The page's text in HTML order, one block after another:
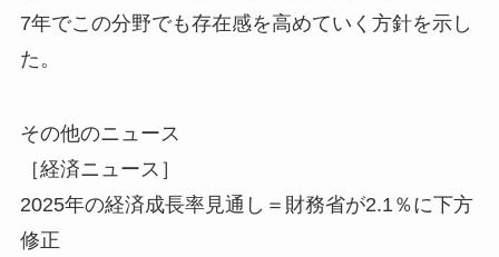
7年でこの分野でも存在感を高めていく方針を示し
た。
その他のニュース
［経済ニュース］
2025年の経済成長率見通し＝財務省が2.1％に下方
修正